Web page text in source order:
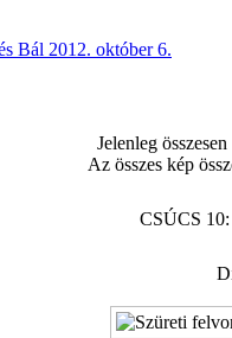
Bál 2012. október 6.
Jelenleg
Az összes kép
CSÚCS